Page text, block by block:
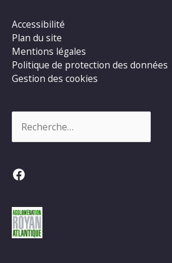
Accessibilité
Plan du site
Mentions légales
Politique de protection des données
Gestion des cookies
Facebook